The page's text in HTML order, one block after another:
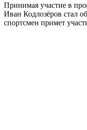
Принимая участие в
Иван Кодлозёров стал
спортсмен примет